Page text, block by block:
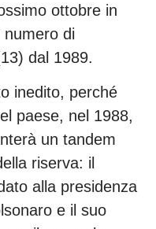
ottobre in
numero di
dal 1989.
inedito, perché
paese, nel 1988,
un tandem
riserva: il
alla presidenza
e il suo